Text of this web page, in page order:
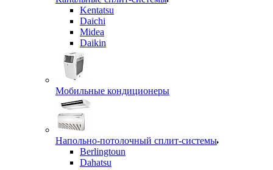
Kentatsu
Daichi
Midea
Daikin
Мобильные кондиционеры
Напольно-потолочный сплит-системы
Berlingtoun
Dahatsu